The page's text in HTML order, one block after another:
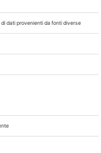
Forlanini 21 -
5578/2022 del